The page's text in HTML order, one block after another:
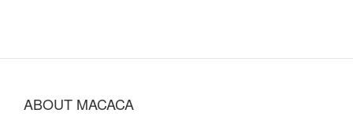
ABOUT MACACA